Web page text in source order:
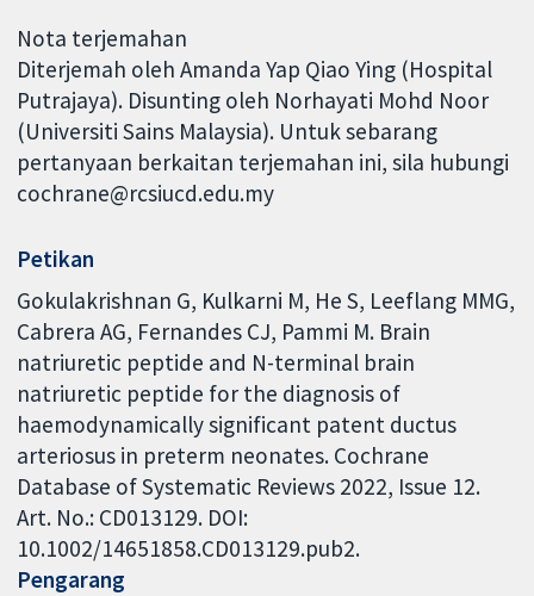
Nota terjemahan
Diterjemah oleh Amanda Yap Qiao Ying (Hospital
Putrajaya). Disunting oleh Norhayati Mohd Noor
(Universiti Sains Malaysia). Untuk sebarang
pertanyaan berkaitan terjemahan ini, sila hubungi
cochrane@rcsiucd.edu.my
Petikan
Gokulakrishnan G, Kulkarni M, He S, Leeflang MMG,
Cabrera AG, Fernandes CJ, Pammi M. Brain
natriuretic peptide and N-terminal brain
natriuretic peptide for the diagnosis of
haemodynamically significant patent ductus
arteriosus in preterm neonates. Cochrane
Database of Systematic Reviews 2022, Issue 12.
Art. No.: CD013129. DOI:
10.1002/14651858.CD013129.pub2.
Pengarang